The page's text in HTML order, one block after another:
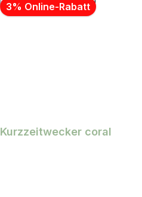
3% Online-Rabatt
Kurzzeitwecker coral